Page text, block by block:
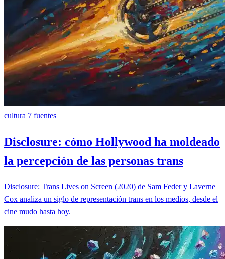
cultura 7 fuentes
Disclosure: cómo Hollywood ha moldeado
la percepción de las personas trans
Disclosure: Trans Lives on Screen (2020) de Sam Feder y Laverne
Cox analiza un siglo de representación trans en los medios, desde el
cine mudo hasta hoy.